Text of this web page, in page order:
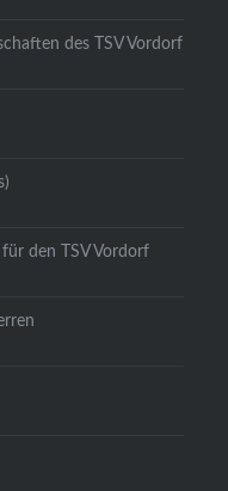
des TSV Vordorf
den TSV Vordorf